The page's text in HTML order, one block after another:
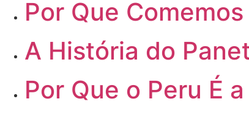
Por Que
A História do
Por Que o Peru É